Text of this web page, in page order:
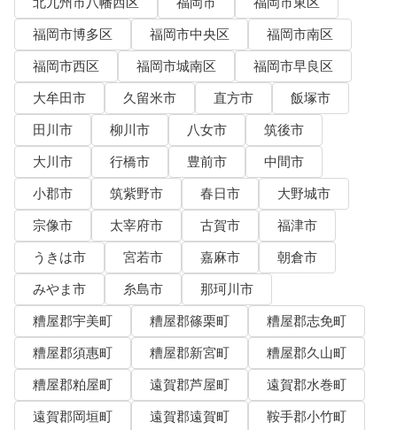
福岡市博多区
福岡市中央区
福岡市南区
福岡市西区
福岡市城南区
福岡市早良区
大牟田市
久留米市 直方市
飯塚市
田川市
柳川市 八女市
筑後市
大川市
行橋市 豊前市
中間市
小郡市
筑紫野市 春日市
大野城市
宗像市
太宰府市 古賀市
福津市
うきは市
宮若市 嘉麻市
朝倉市
みやま市
糸島市
那珂川市
糟屋郡宇美町
糟屋郡篠栗町
糟屋郡志免町
糟屋郡須惠町
糟屋郡新宮町
糟屋郡久山町
糟屋郡粕屋町
遠賀郡芦屋町
遠賀郡水巻町
遠賀郡岡垣町
遠賀郡遠賀町
鞍手郡小竹町